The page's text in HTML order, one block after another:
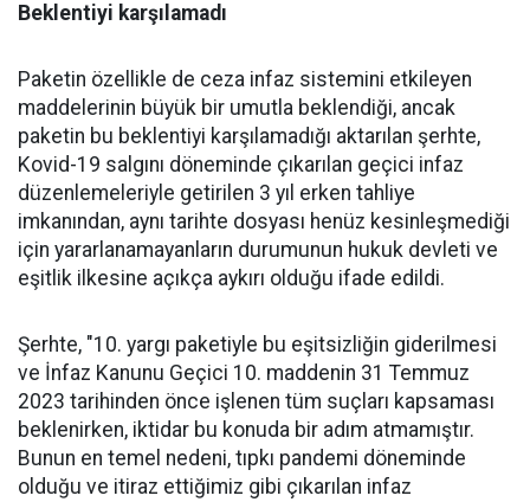
Beklentiyi karşılamadı
Paketin özellikle de ceza infaz sistemini etkileyen
maddelerinin büyük bir umutla beklendiği, ancak
paketin bu beklentiyi karşılamadığı aktarılan şerhte,
Kovid-19 salgını döneminde çıkarılan geçici infaz
düzenlemeleriyle getirilen 3 yıl erken tahliye
imkanından, aynı tarihte dosyası henüz kesinleşmediği
için yararlanamayanların durumunun hukuk devleti ve
eşitlik ilkesine açıkça aykırı olduğu ifade edildi.
Şerhte, "10. yargı paketiyle bu eşitsizliğin giderilmesi
ve İnfaz Kanunu Geçici 10. maddenin 31 Temmuz
2023 tarihinden önce işlenen tüm suçları kapsaması
beklenirken, iktidar bu konuda bir adım atmamıştır.
Bunun en temel nedeni, tıpkı pandemi döneminde
olduğu ve itiraz ettiğimiz gibi çıkarılan infaz